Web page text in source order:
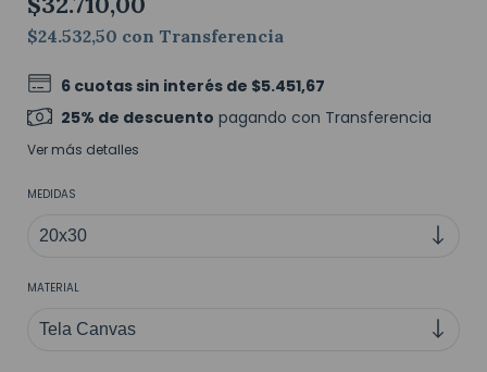
$24.532,50 con Transferencia
6 cuotas sin interés de $5.451,67
25% de descuento pagando con Transferencia
Ver más detalles
MEDIDAS
MATERIAL